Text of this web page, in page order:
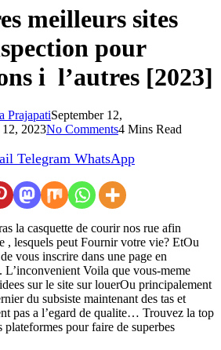
meilleurs sites
pour
i l’autres [2023]
PrajapatiSeptember 12,
12, 2023No Comments4 Mins Read
Telegram WhatsApp
la casquette de courir nos rue afin
, lesquels peut Fournir votre vie? EtOu
vous inscrire dans une page en
L’inconvenient Voila que vous-meme
sur le site sur louerOu principalement
du subsiste maintenant des tas et
pas a l’egard de qualite… Trouvez la top
plateformes pour faire de superbes